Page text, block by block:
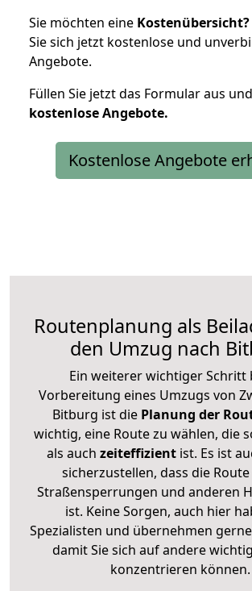
Sie möchten eine Kostenübersicht?
Sie sich jetzt kostenlose und
Angebote.
Füllen Sie jetzt das Formular aus
kostenloseAngebote.
Kostenlose Angebote
Routenplanung als
den Umzug nach
Ein weiterer wichtiger Schritt
Vorbereitung eines Umzugs von
Bitburg ist die Planung der
wichtig, eine Route zu wählen, die
als auch zeiteffizientist. Es ist
sicherzustellen, dass die
Straßensperrungen und anderen
ist. Keine Sorgen, auch hier
Spezialisten und übernehmen
damit Sie sich auf andere
konzentrieren können.